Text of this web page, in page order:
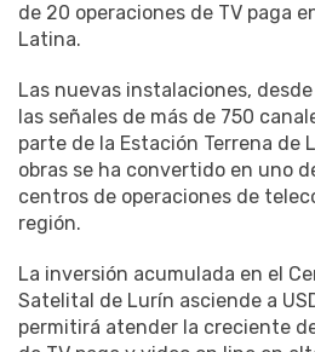
de 20 operaciones de TV paga
Latina.
Las nuevas instalaciones,
las señales de más de 750
parte de la Estación Terrena de
obras se ha convertido en uno
centros de operaciones de
región.
La inversión acumulada en el
Satelital de Lurín asciende a
permitirá atender la creciente